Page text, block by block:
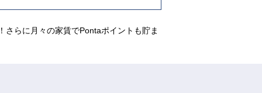
らに月々の家賃でPontaポイントも貯ま